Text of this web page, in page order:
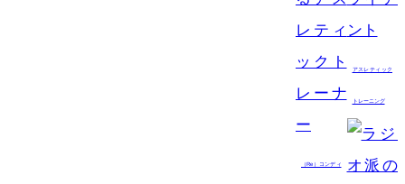
（Re）コンディ
アスレティック
トレーニング